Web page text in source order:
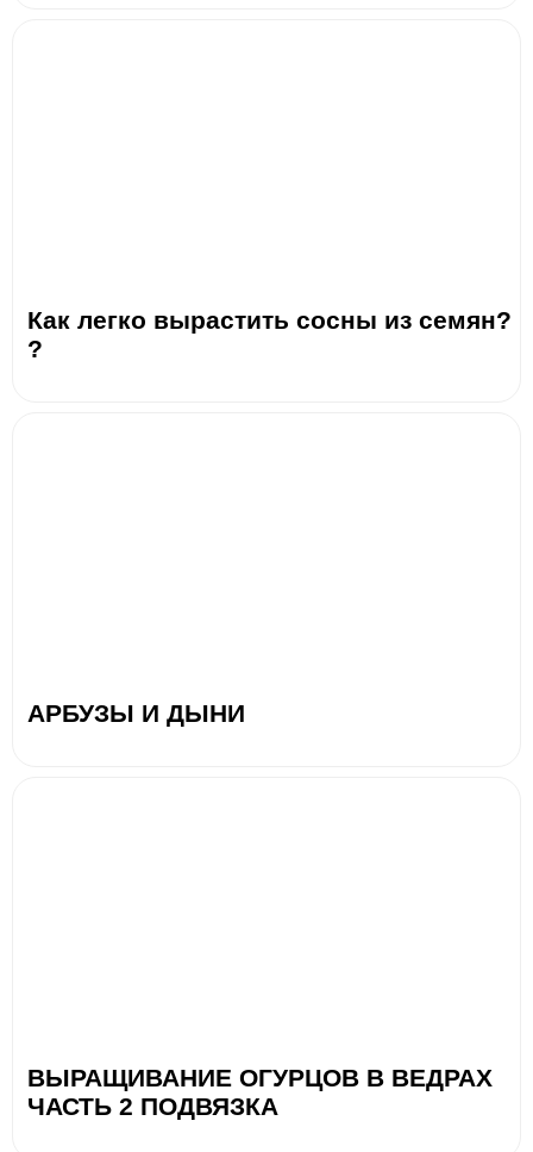
Как легко вырастить сосны из семян?
?
АРБУЗЫ И ДЫНИ
ВЫРАЩИВАНИЕ ОГУРЦОВ В ВЕДРАХ
ЧАСТЬ 2 ПОДВЯЗКА